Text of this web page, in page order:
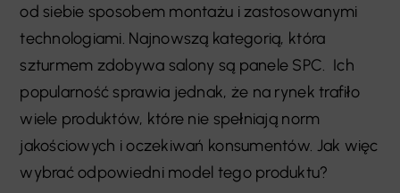
od siebie sposobem montażu i zastosowanymi
technologiami. Najnowszą kategorią, która
szturmem zdobywa salony są panele SPC. Ich
popularność sprawia jednak, że na rynek trafiło
wiele produktów, które nie spełniają norm
jakościowych i oczekiwań konsumentów. Jak więc
wybrać odpowiedni model tego produktu?